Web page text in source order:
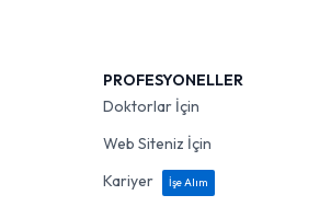
PROFESYONELLER
Doktorlar İçin
Web Siteniz İçin
Kariyer
İşe Alım